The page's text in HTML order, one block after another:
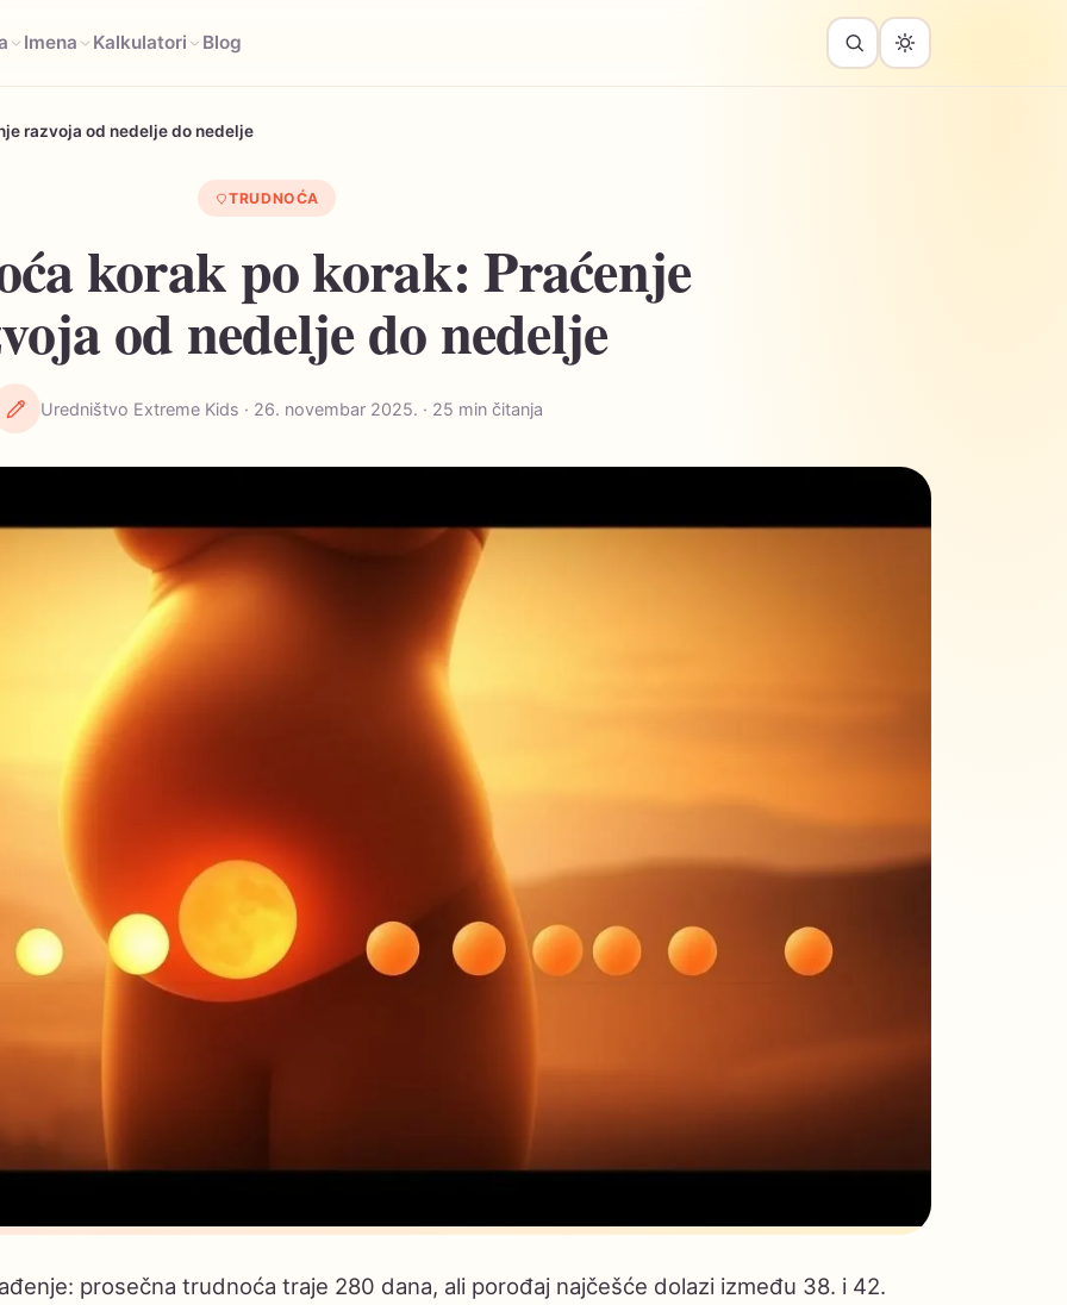
Imena Kalkulatori Blog
razvoja od nedelje do nedelje
TRUDNOĆA
korak po korak: Praćenje
od nedelje do nedelje
Uredništvo Extreme Kids · 26. novembar 2025. · 25 min čitanja
prosečna trudnoća traje 280 dana, ali porođaj najčešće dolazi između 38. i 42.